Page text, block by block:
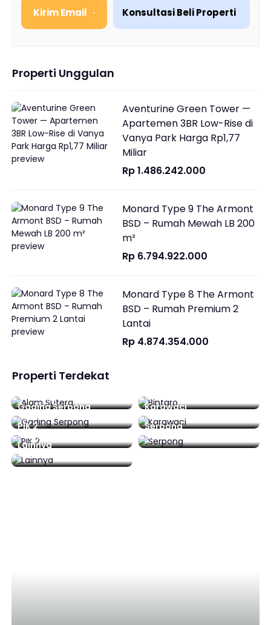
Kirim Email Konsultasi Beli Properti
Properti Unggulan
Aventurine Green Tower —
Apartemen 3BR Low-Rise di
Vanya Park Harga Rp1,77
Miliar
Rp 1.486.242.000
Monard Type 9 The Armont
BSD – Rumah Mewah LB 200
m²
Rp 6.794.922.000
Monard Type 8 The Armont
BSD – Rumah Premium 2
Lantai
Rp 4.874.354.000
Properti Terdekat
48 Daftar 16 Daftar
Gading Serpong
212 Daftar
Karawaci
0 Daftar
PIK 2
0 Daftar
Serpong
15 Daftar
Lainnya
92 Daftar